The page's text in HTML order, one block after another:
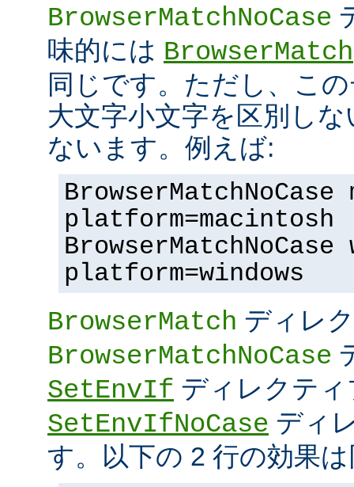
BrowserMatchNoCase
味的には BrowserMatch
同じです。ただし、こ
大文字小文字を区別し
ないます。例えば:
BrowserMatchNoCase
platform=macintosh
BrowserMatchNoCase
platform=windows
BrowserMatch ディレ
BrowserMatchNoCase
SetEnvIf ディレクティ
SetEnvIfNoCase ディ
す。以下の 2 行の効果